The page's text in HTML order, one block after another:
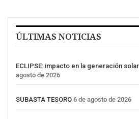
ÚLTIMAS NOTICIAS
ECLIPSE: impacto en la generación
agosto de 2026
SUBASTA TESORO 6 de agosto de 2026